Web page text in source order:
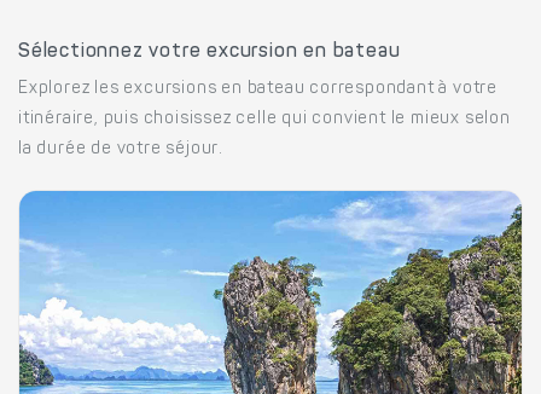
Sélectionnez votre excursion en bateau
Explorez les excursions en bateau correspondant à votre
itinéraire, puis choisissez celle qui convient le mieux selon
la durée de votre séjour.